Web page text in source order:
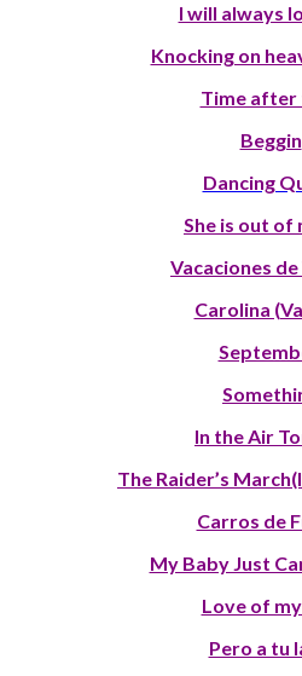
I will always
Knocking on
Time after
Beggin
Dancing
She is out of
Vacaciones
Carolina
In the Air
The Raider’s
Carros de
My Baby Just
Love of
Pero a tu